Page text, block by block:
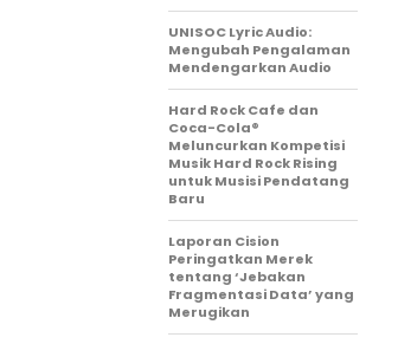
UNISOC Lyric Audio:
Mengubah Pengalaman
Mendengarkan Audio
Hard Rock Cafe dan
Coca-Cola®
Meluncurkan Kompetisi
Musik Hard Rock Rising
untuk Musisi Pendatang
Baru
Laporan Cision
Peringatkan Merek
tentang ‘Jebakan
Fragmentasi Data’ yang
Merugikan